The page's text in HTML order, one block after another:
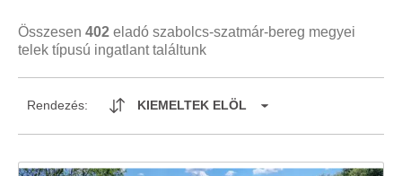
Összesen 402 eladó szabolcs-szatmár-bereg megyei
telek típusú ingatlant találtunk
Rendezés: KIEMELTEK ELÖL